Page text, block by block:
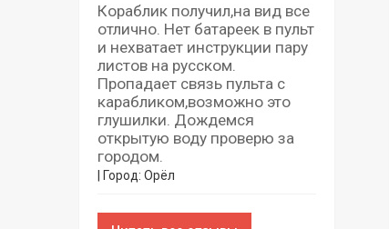
Кораблик получил,на вид все
отлично. Нет батареек в пульт
и нехватает инструкции пару
листов на русском.
Пропадает связь пульта с
карабликом,возможно это
глушилки. Дождемся
открытую воду проверю за
городом.
| Город: Орёл